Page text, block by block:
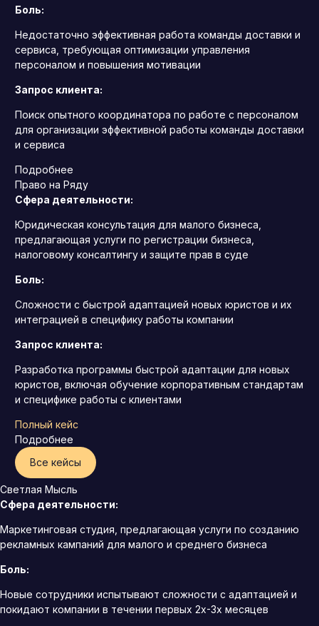
Боль:
Недостаточно эффективная работа команды доставки и
сервиса, требующая оптимизации управления
персоналом и повышения мотивации
Запрос клиента:
Поиск опытного координатора по работе с персоналом
для организации эффективной работы команды доставки
и сервиса
Подробнее
Право на Ряду
Сфера деятельности:
Юридическая консультация для малого бизнеса,
предлагающая услуги по регистрации бизнеса,
налоговому консалтингу и защите прав в суде
Боль:
Сложности с быстрой адаптацией новых юристов и их
интеграцией в специфику работы компании
Запрос клиента:
Разработка программы быстрой адаптации для новых
юристов, включая обучение корпоративным стандартам
и специфике работы с клиентами
Полный кейс
Подробнее
Все кейсы
Светлая Мысль
Сфера деятельности:
Маркетинговая студия, предлагающая услуги по созданию
рекламных кампаний для малого и среднего бизнеса
Боль:
Новые сотрудники испытывают сложности с адаптацией и
покидают компании в течении первых 2х-3х месяцев